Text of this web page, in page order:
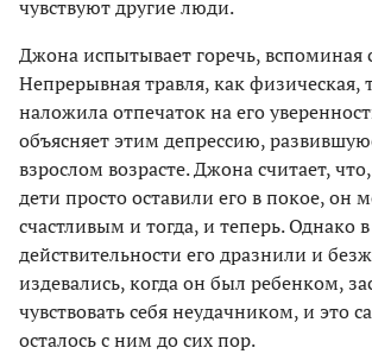
чувствуют другие люди.
Джона испытывает горечь, вспоминая
Непрерывная травля, как физическая,
наложила отпечаток на его
объясняет этим депрессию,
взрослом возрасте. Джона считает,
дети просто оставили его в покое, он
счастливым и тогда, и теперь. Однако в
действительности его дразнили и
издевались, когда он был ребенком,
чувствовать себя неудачником, и это
осталось с ним до сих пор.